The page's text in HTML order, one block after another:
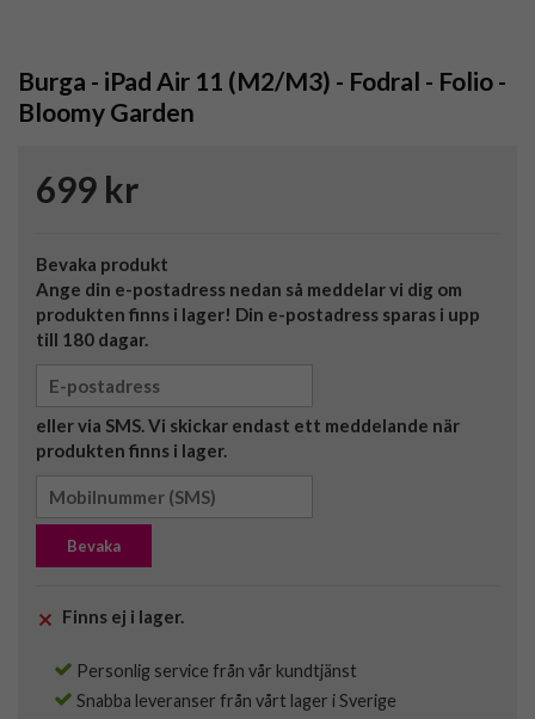
Burga - iPad Air 11 (M2/M3) - Fodral - Folio -
Bloomy Garden
699 kr
Bevaka produkt
Ange din e-postadress nedan så meddelar vi dig om
produkten finns i lager! Din e-postadress sparas i upp
till 180 dagar.
eller via SMS. Vi skickar endast ett meddelande när
produkten finns i lager.
Bevaka
Finns ej i lager.
Personlig service från vår kundtjänst
Snabba leveranser från vårt lager i Sverige